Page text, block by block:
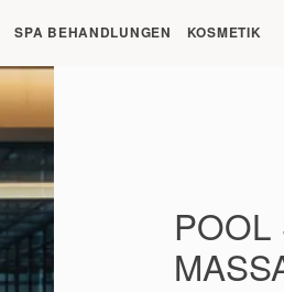
SPA BEHANDLUNGEN KOSMETIK
POOL